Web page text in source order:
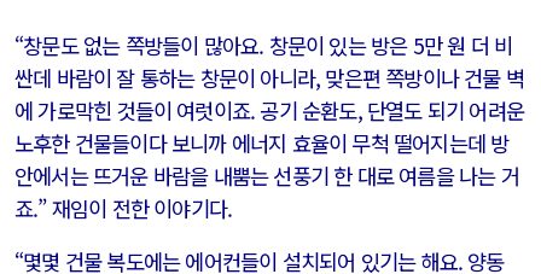
“창문도 없는 쪽방들이 많아요. 창문이 있는 방은 5만 원 더 비
싼데 바람이 잘 통하는 창문이 아니라, 맞은편 쪽방이나 건물 벽
에 가로막힌 것들이 여럿이죠. 공기 순환도, 단열도 되기 어려운
노후한 건물들이다 보니까 에너지 효율이 무척 떨어지는데 방
안에서는 뜨거운 바람을 내뿜는 선풍기 한 대로 여름을 나는 거
죠.” 재임이 전한 이야기다.
“몇몇 건물 복도에는 에어컨들이 설치되어 있기는 해요. 양동